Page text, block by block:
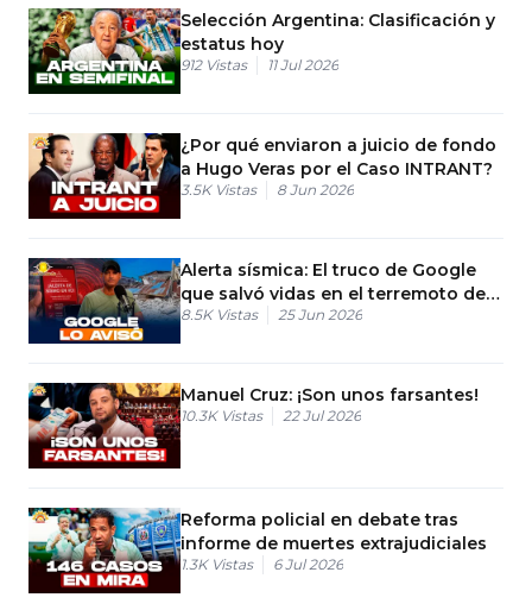
Selección Argentina: Clasificación y
estatus hoy
912 Vistas 11 Jul 2026
¿Por qué enviaron a juicio de fondo
a Hugo Veras por el Caso INTRANT?
3.5K Vistas 8 Jun 2026
Alerta sísmica: El truco de Google
que salvó vidas en el terremoto de
Venezuela
8.5K Vistas 25 Jun 2026
Manuel Cruz: ¡Son unos farsantes!
10.3K Vistas 22 Jul 2026
Reforma policial en debate tras
informe de muertes extrajudiciales
1.3K Vistas 6 Jul 2026